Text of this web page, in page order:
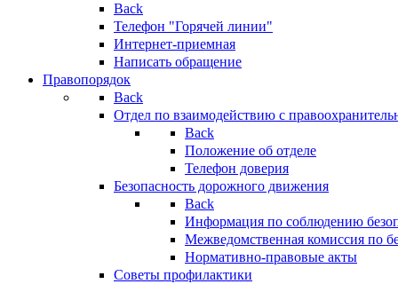
Back
Телефон "Горячей линии"
Интернет-приемная
Написать обращение
Правопорядок
Back
Отдел по взаимодействию с
Back
Положение об отделе
Телефон доверия
Безопасность дорожного движения
Back
Информация по соблюдению
Межведомственная комиссия по
Нормативно-правовые акты
Советы профилактики